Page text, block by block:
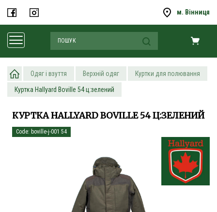
м. Вінниця
Одяг і взуття Верхній одяг Куртки для полювання
Куртка Hallyard Boville 54 ц:зелений
КУРТКА HALLYARD BOVILLE 54 Ц:ЗЕЛЕНИЙ
Code: boville-j-001 54